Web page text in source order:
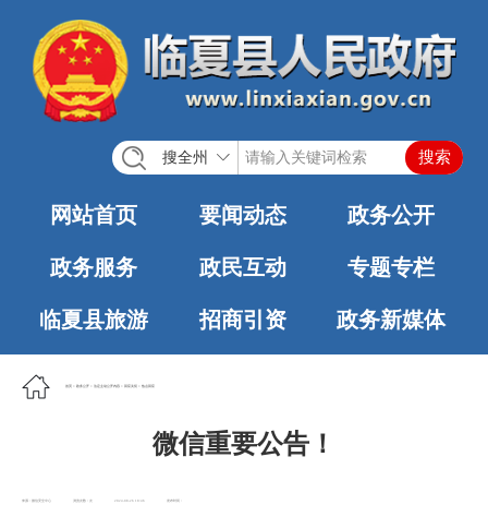
搜全州
网站首页 要闻动态 政务公开
政务服务 政民互动 专题专栏
临夏县旅游 招商引资 政务新媒体
首页 政务公开 法定主动公开内容 回应关切 热点回应
微信重要公告！
来源：微信安全中心 浏览次数： 发布时间：
2024-08-26 18:46